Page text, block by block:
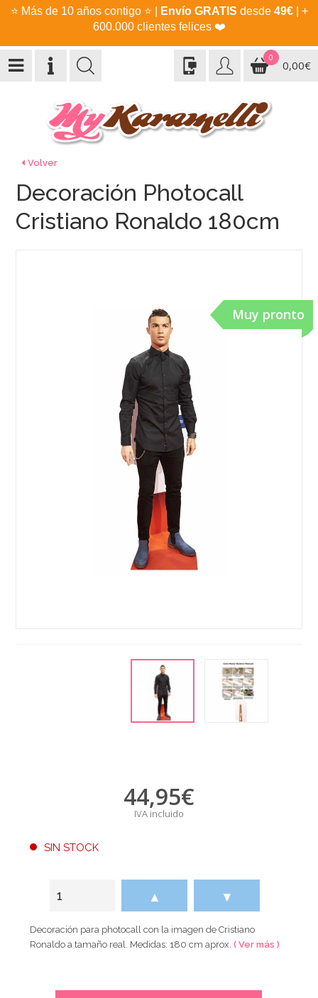
⭐ Más de 10 años contigo ⭐ Envío GRATIS desde 49€| +
600.000 clientes felices ❤️
0
0,00€
Volver
Muy pronto
Decoración Photocall
Cristiano Ronaldo 180cm
44,95€
IVA incluido
SIN STOCK
▲ ▼
Decoración para photocall con la imagen de Cristiano
Ronaldo a tamaño real. Medidas: 180 cm aprox.( Ver más )